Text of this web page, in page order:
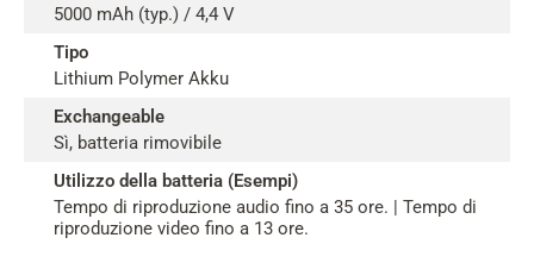
5000 mAh (typ.) / 4,4 V
Tipo
Lithium Polymer Akku
Exchangeable
Sì, batteria rimovibile
Utilizzo della batteria (Esempi)
Tempo di riproduzione audio fino a 35 ore. | Tempo di
riproduzione video fino a 13 ore.